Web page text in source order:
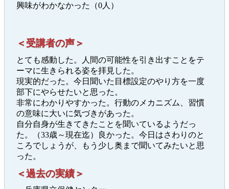
興味がわかなかった（0人）
＜受講者の声＞
とても感動した。人間の可能性を引き出すことをテ
ーマに生きられる姿を拝見した。
現実的だった。今日聞いた目標設定のやり方を一度
部下にやらせたいと思った。
非常にわかりやすかった。行動のメカニズム、習慣
の意味に大いに気づきがあった。
自分自身が生きてきたことを聞いているようだっ
た。（33歳～現在迄）良かった。今日はさわりのと
ころでしょうが、もう少し奥まで聞いてみたいと思
った。
＜過去の実績＞